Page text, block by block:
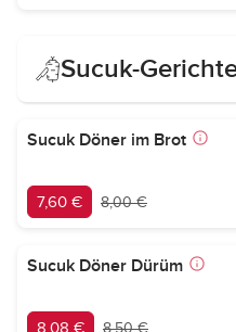
Sucuk-
Sucuk Döner im Brot
7,60 € 8,00 €
Sucuk Döner Dürüm
8,08 € 8,50 €